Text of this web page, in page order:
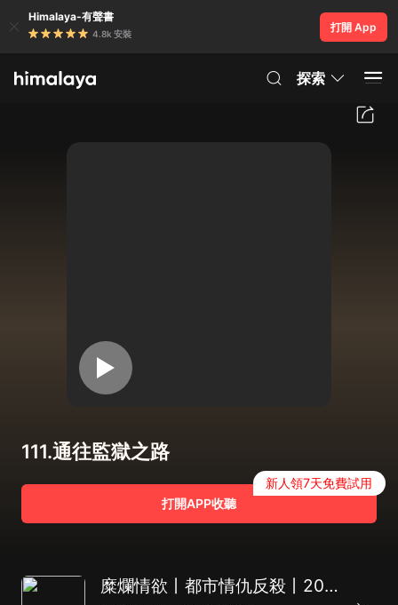
Himalaya-有聲書
4.8k 安裝
打開 App
探索
111.通往監獄之路
打開APP收聽
新人領7天免費試用
糜爛情欲丨都市情仇反殺丨2023年最期待情感案